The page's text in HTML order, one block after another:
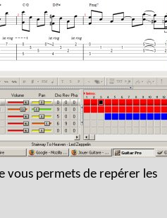
vous permets de repérer les